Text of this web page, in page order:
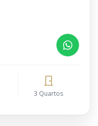
3 Quartos